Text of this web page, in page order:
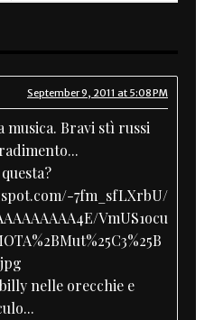
September 9, 2011 at 5:08 PM
musica. Bravi stì russi
7fm_sfLXrbU/
VmUS1ocu
nelle orecchie e